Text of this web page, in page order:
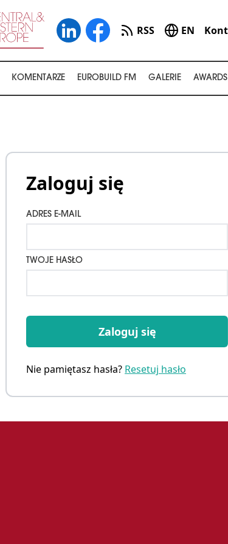
RSS EN
KOMENTARZE EUROBUILD FM GALERIE AWARDS
Zaloguj się
ADRES E-MAIL
TWOJE HASŁO
Zaloguj się
Nie pamiętasz hasła? Resetuj hasło